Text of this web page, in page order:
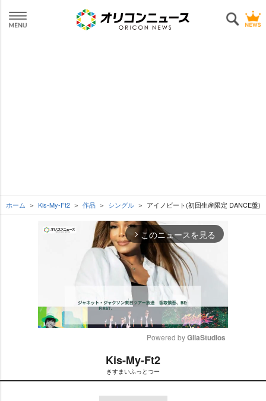
ホーム Kis-My-Ft2 作品 シングル アイノビート(初回生産限定 DANCE盤)
arrow_forward_ios このニュースを見る
t
Powered by GliaStudios
Kis-My-Ft2
きすまいふっとつー